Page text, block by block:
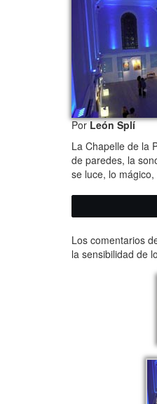
PorLeón Splí
La Chapelle de la
de paredes, la
se luce, lo
Los comentarios
la sensibilidad de